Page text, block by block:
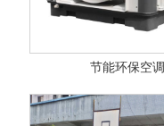
节能环保空调